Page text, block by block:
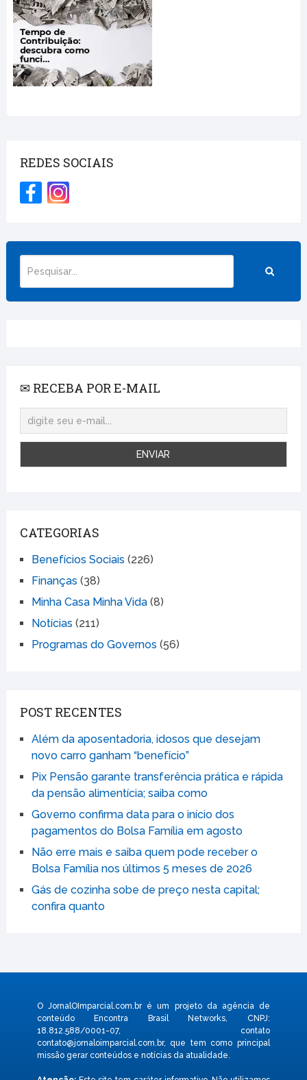
REDES SOCIAIS
✉ RECEBA POR E-MAIL
CATEGORIAS
Benefícios Sociais (226)
Finanças (38)
Minha Casa Minha Vida(8)
Notícias (211)
Programas do Governos (56)
POST RECENTES
Além da aposentadoria, idosos que desejam
novo carro ganham “benefício”
Pix Pensão garante transferência prática e rápida
da pensão alimentícia; saiba como
Governo confirma data para o início dos
pagamentos do Bolsa Família em agosto
Não erre mais e saiba quem pode receber o
Bolsa Família nos últimos 5 meses de 2026
Gás de cozinha sobe de preço nesta capital;
confira quanto
O JornalOImparcial.com.br é um projeto da agência de
conteúdo Encontra Brasil Networks, CNPJ:
18.812.588/0001-07, contato
contato@jornaloimparcial.com.br, que tem como principal
missão gerar conteúdos e notícias da atualidade.